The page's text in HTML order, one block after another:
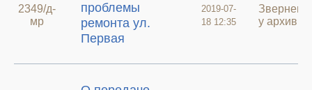
2349/д-
мр
проблемы
ремонта ул.
Первая
2019-07-
18 12:35
у архиві